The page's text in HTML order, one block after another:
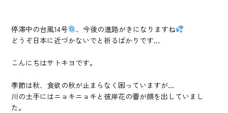
停滞中の台風14号
、今後の進路がきになりますね
どうぞ日本に近づかないでと祈るばかりです…
こんにちはサトキヨです。
季節は秋、食欲の秋が止まらなく困っていますが…
川の土手にはニョキニョキと彼岸花の蕾が顔を出していまし
た。